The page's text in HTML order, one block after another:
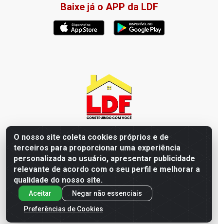
O nosso site coleta cookies próprios e de
terceiros para proporcionar uma experiência
personalizada ao usuário, apresentar publicidade
relevante de acordo com o seu perfil e melhorar a
qualidade do nosso site.
Aceitar
Negar não essenciais
Preferências de Cookies
Baixe já o APP da LDF
LDF Home Center - R. Hortência Helena Amorim Brito, 1343 -
Jardim América, Cabedelo - PB / CEP 58102-660 - CNPJ
57.477.123/0001-35